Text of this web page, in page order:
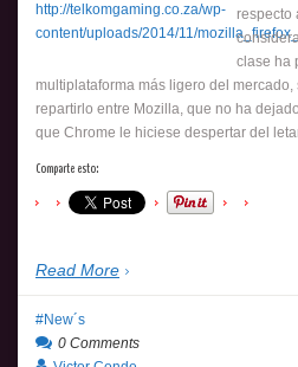
respecto
clase ha
multiplataforma más ligero del
repartirlo entre Mozilla, que no ha
que Chrome le hiciese despertar del
Comparte esto:
Read More
New´s
0 Comments